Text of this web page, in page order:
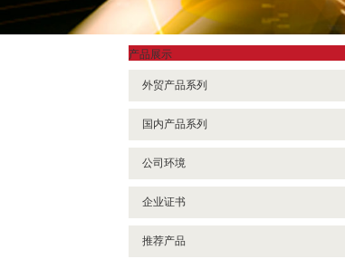
产品展示
外贸产品系列
国内产品系列
公司环境
企业证书
推荐产品